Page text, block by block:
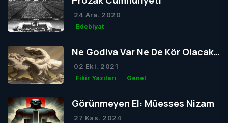
24 Ara. 2020
Edebiyat
Ne Godiva Var Ne De Kör Olacak
Tom
02 Eki. 2021
Fikir Yazıları Genel
Görünmeyen El: Müesses Nizam
27 Kas. 2024